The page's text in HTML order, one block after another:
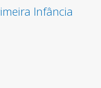
Infância